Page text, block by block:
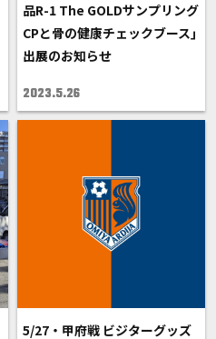
品R-1 The GOLDサンプリング
CPと骨の健康チェックブース｣
出展のお知らせ
2023.5.26
5/27・甲府戦 ビジターグッズ